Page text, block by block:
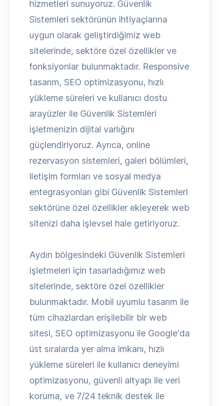
hizmetleri sunuyoruz. Güvenlik
Sistemleri sektörünün ihtiyaçlarına
uygun olarak geliştirdiğimiz web
sitelerinde, sektöre özel özellikler ve
fonksiyonlar bulunmaktadır. Responsive
tasarım, SEO optimizasyonu, hızlı
yükleme süreleri ve kullanıcı dostu
arayüzler ile Güvenlik Sistemleri
işletmenizin dijital varlığını
güçlendiriyoruz. Ayrıca, online
rezervasyon sistemleri, galeri bölümleri,
iletişim formları ve sosyal medya
entegrasyonları gibi Güvenlik Sistemleri
sektörüne özel özellikler ekleyerek web
sitenizi daha işlevsel hale getiriyoruz.
Aydın bölgesindeki Güvenlik Sistemleri
işletmeleri için tasarladığımız web
sitelerinde, sektöre özel özellikler
bulunmaktadır. Mobil uyumlu tasarım ile
tüm cihazlardan erişilebilir bir web
sitesi, SEO optimizasyonu ile Google'da
üst sıralarda yer alma imkanı, hızlı
yükleme süreleri ile kullanıcı deneyimi
optimizasyonu, güvenli altyapı ile veri
koruma, ve 7/24 teknik destek ile